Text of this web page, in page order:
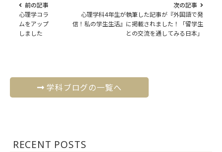
前の記事
心理学コラ
ムをアップ
しました
次の記事
心理学科4年生が執筆した記事が『外国語で発
信！私の学生生活』に掲載されました！「留学生
との交流を通してみる日本」
学科ブログの一覧へ
RECENT POSTS